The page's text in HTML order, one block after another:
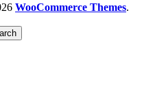
WooCommerce Themes.